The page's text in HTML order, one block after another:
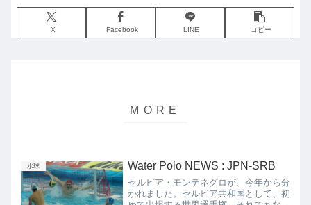
X Facebook LINE コピー
水球 Water Polo NEWS : JPN-SRB
セルビア・モンテネグロが、今年から分
かれました。セルビア共和国として、初